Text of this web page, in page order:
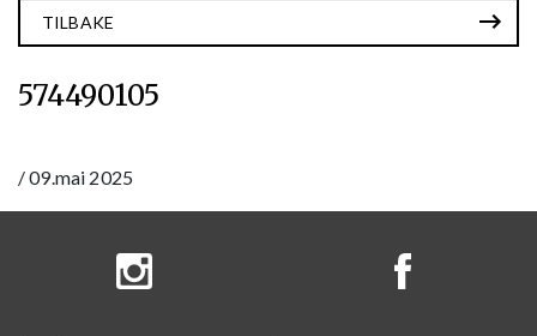
TILBAKE
574490105
/09.mai 2025